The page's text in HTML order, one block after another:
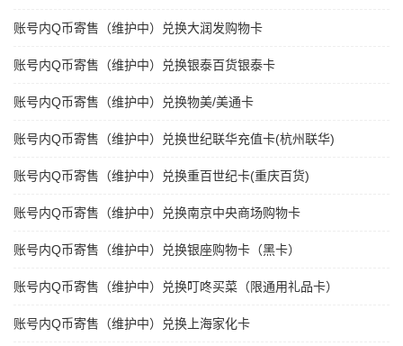
账号内Q币寄售（维护中）兑换大润发购物卡
账号内Q币寄售（维护中）兑换银泰百货银泰卡
账号内Q币寄售（维护中）兑换物美/美通卡
账号内Q币寄售（维护中）兑换世纪联华充值卡(杭州联华)
账号内Q币寄售（维护中）兑换重百世纪卡(重庆百货)
账号内Q币寄售（维护中）兑换南京中央商场购物卡
账号内Q币寄售（维护中）兑换银座购物卡（黑卡）
账号内Q币寄售（维护中）兑换叮咚买菜（限通用礼品卡）
账号内Q币寄售（维护中）兑换上海家化卡